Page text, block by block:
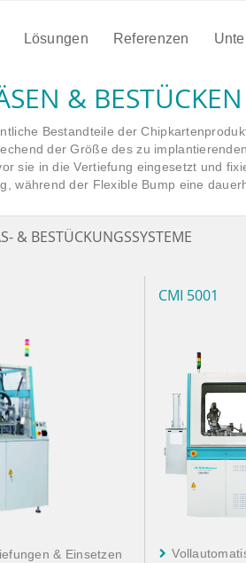
Lösungen Referenzen
& BESTÜCKEN
Bestandteile der
der Größe des zu
sie in die Vertiefung eingesetzt und
während der Flexible Bump eine
& BESTÜCKUNGSSYSTEME
& Einsetzen
CMI 5001